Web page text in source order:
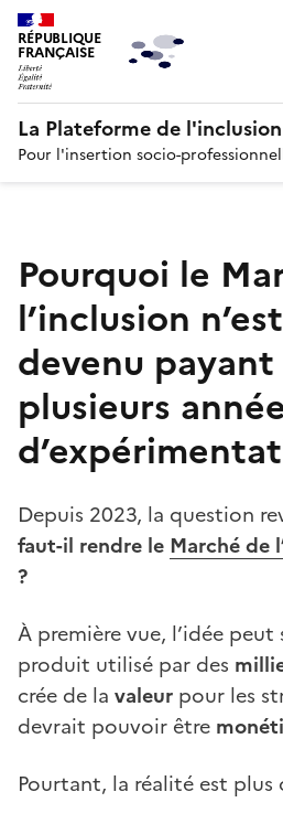
RÉPUBLIQUE
FRANÇAISE
La Plateforme de l'inclusion
Pour l'insertion socio-
Pourquoi le
l’inclusion
devenu
plusieurs
Depuis 2023, la question
faut-il rendre le
(Ouvre une nouvelle fenêtre)
Marché de
?
À première vue, l’idée
produit utilisé par des
crée de la valeur pour les
devrait pouvoir être
Pourtant, la réalité est plus